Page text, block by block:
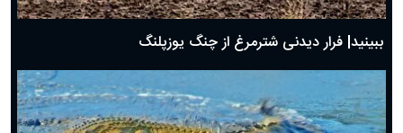
ببینید| فرار دیدنی شترمرغ از چنگ یوزپلنگ